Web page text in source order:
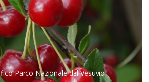
Parco Nazionale del Vesuvio